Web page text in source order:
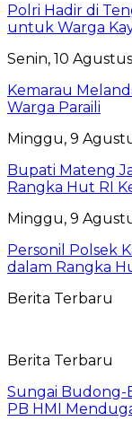
Polri Hadir di
untuk Warga
Senin, 10
Kemarau
Warga Paraili
Minggu, 9
Bupati Mateng
Rangka Hut RI
Minggu, 9
Personil Polsek
dalam Rangka
Berita Terbaru
Berita Terbaru
Sungai Budong-
PB HMI